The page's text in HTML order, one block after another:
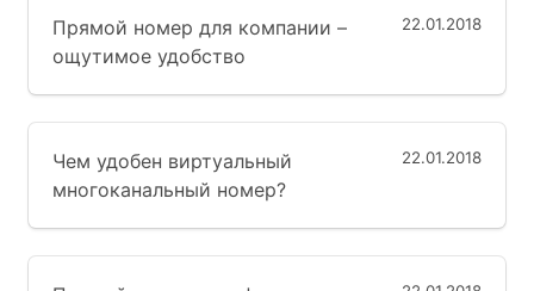
22.01.2018
Прямой номер для компании –
ощутимое удобство
22.01.2018
Чем удобен виртуальный
многоканальный номер?